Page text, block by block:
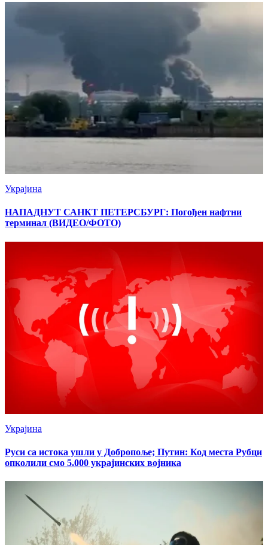
Украјина
НАПАДНУТ САНКТ ПЕТЕРСБУРГ: Погођен нафтни
терминал (ВИДЕО/ФОТО)
Украјина
Руси са истока ушли у Добропоље; Путин: Код места Рубци
опколили смо 5.000 украјинских војника